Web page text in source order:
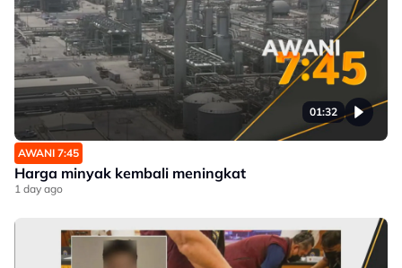
01:32
AWANI 7:45
Harga minyak kembali meningkat
1 day ago